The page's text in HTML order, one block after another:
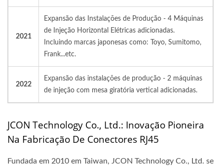
2021
Expansão das Instalações de Produção - 4 Máquinas
de Injeção Horizontal Elétricas adicionadas.
Incluindo marcas japonesas como: Toyo, Sumitomo,
Frank...etc.
2022
Expansão das instalações de produção - 2 máquinas
de injeção com mesa giratória vertical adicionadas.
JCON Technology Co., Ltd.: Inovação Pioneira
Na Fabricação De Conectores RJ45
Fundada em 2010 em Taiwan, JCON Technology Co., Ltd. se